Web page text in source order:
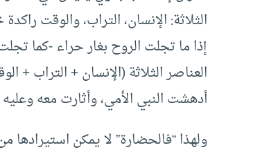
الثلاثة: الإنسان، التراب، والوقت
إذا ما تجلت الروح بغار حراء -كما
العناصر الثلاثة (الإنسان + التراب +
أدهشت النبي الأمي، وأثارت معه وعليه
ولهذا “فالحضارة” لا يمكن استيرادها